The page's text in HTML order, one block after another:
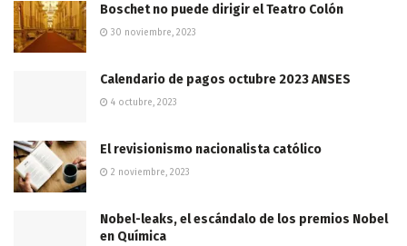
Boschet no puede dirigir el Teatro Colón
30 noviembre, 2023
Calendario de pagos octubre 2023 ANSES
4 octubre, 2023
El revisionismo nacionalista católico
2 noviembre, 2023
Nobel-leaks, el escándalo de los premios Nobel
en Química